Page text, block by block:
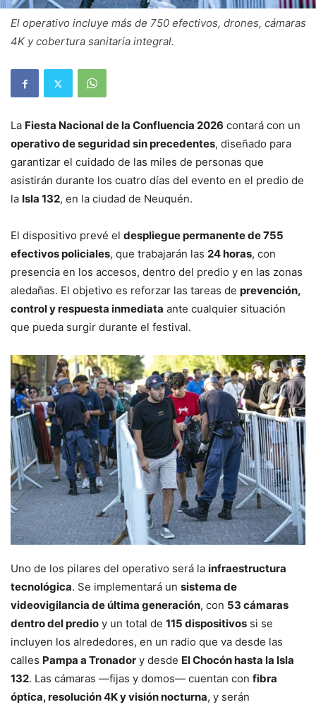
El operativo incluye más de 750 efectivos, drones, cámaras
4K y cobertura sanitaria integral.
La Fiesta Nacional de la Confluencia 2026 contará con un
operativo de seguridad sin precedentes, diseñado para
garantizar el cuidado de las miles de personas que
asistirán durante los cuatro días del evento en el predio de
la Isla 132, en la ciudad de Neuquén.
El dispositivo prevé el despliegue permanente de 755
efectivos policiales, que trabajarán las 24 horas, con
presencia en los accesos, dentro del predio y en las zonas
aledañas. El objetivo es reforzar las tareas de prevención,
control y respuesta inmediata ante cualquier situación
que pueda surgir durante el festival.
Uno de los pilares del operativo será la infraestructura
tecnológica. Se implementará un sistema de
videovigilancia de última generación, con 53 cámaras
dentro del predio y un total de 115 dispositivos si se
incluyen los alrededores, en un radio que va desde las
calles Pampa a Tronador y desde El Chocón hasta la Isla
132. Las cámaras —fijas y domos— cuentan con fibra
óptica, resolución 4K y visión nocturna, y serán